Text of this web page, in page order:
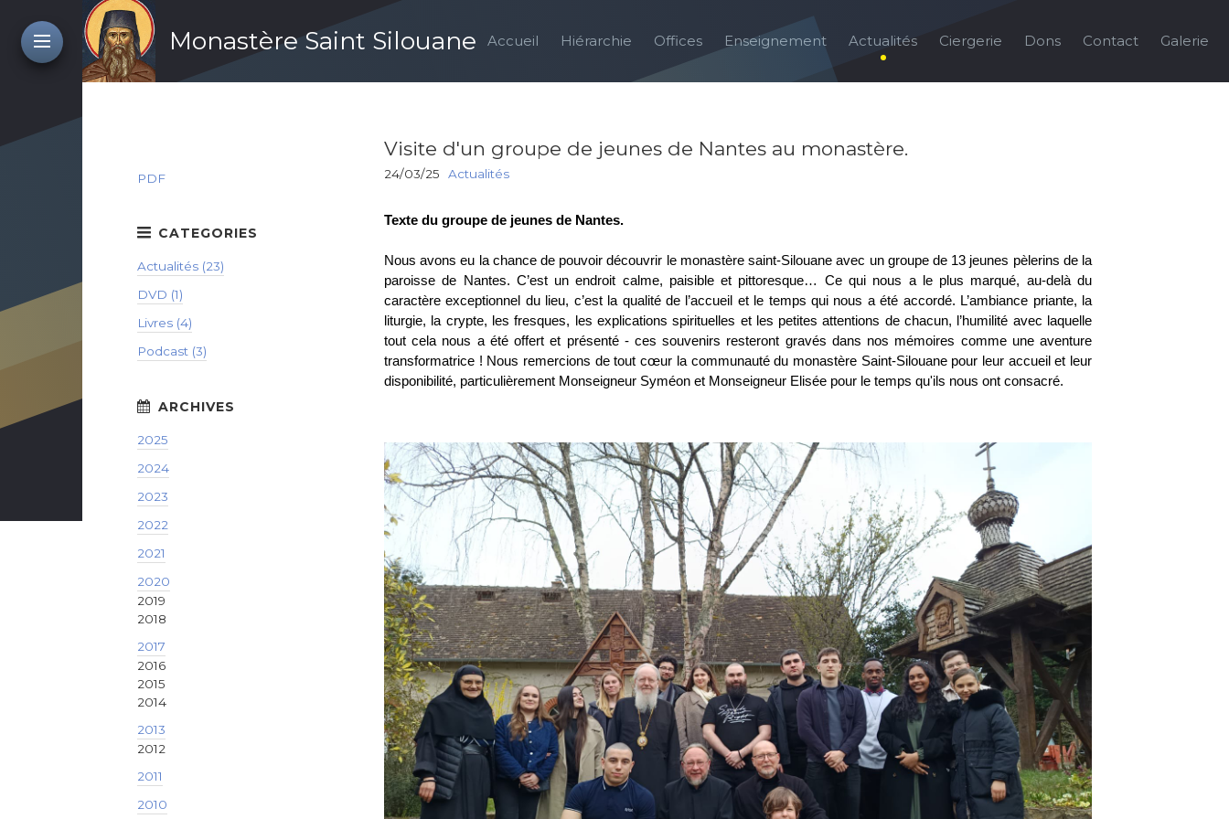
Monastère Saint Silouane Accueil Hiérarchie Offices Enseignement Actualités Ciergerie Dons Contact Galerie
Visite d'un groupe de jeunes de Nantes au monastère.
24/03/25 Actualités
Texte du groupe de jeunes de Nantes.
Nous avons eu la chance de pouvoir découvrir le monastère saint-Silouane avec un groupe de 13 jeunes pèlerins de la
paroisse de Nantes. C’est un endroit calme, paisible et pittoresque… Ce qui nous a le plus marqué, au-delà du
caractère exceptionnel du lieu, c’est la qualité de l’accueil et le temps qui nous a été accordé. L’ambiance priante, la
liturgie, la crypte, les fresques, les explications spirituelles et les petites attentions de chacun, l’humilité avec laquelle
tout cela nous a été offert et présenté - ces souvenirs resteront gravés dans nos mémoires comme une aventure
transformatrice ! Nous remercions de tout cœur la communauté du monastère Saint-Silouane pour leur accueil et leur
disponibilité, particulièrement Monseigneur Syméon et Monseigneur Elisée pour le temps qu'ils nous ont consacré.
PDF
Actualités (23)
DVD (1)
Livres (4)
Podcast (3)
2025
2024
2023
2022
2021
2020
2019
2018
2017
2016
2015
2014
2013
2012
2011
2010